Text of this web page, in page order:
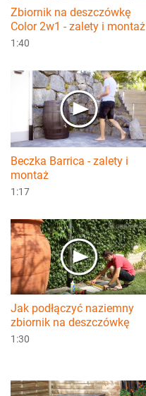
Zbiornik na deszczówkę
Color 2w1 - zalety i montaż
1:40
Beczka Barrica - zalety i
montaż
1:17
Jak podłączyć naziemny
zbiornik na deszczówkę
1:30